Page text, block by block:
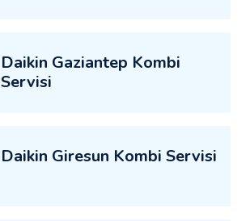
Daikin Gaziantep Kombi
Servisi
Daikin Giresun Kombi Servisi